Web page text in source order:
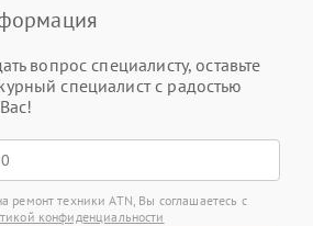
вопрос специалисту, оставьте
специалист с радостью
ремонт техники ATN, Вы соглашаетесь с
конфиденциальности